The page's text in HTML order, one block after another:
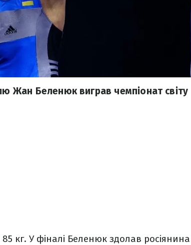
Жан Беленюк виграв чемпіонат світу
кг. У фіналі Беленюк здолав росіянина